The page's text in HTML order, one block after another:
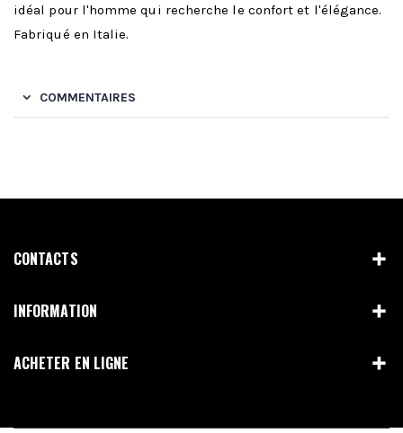
idéal pour l'homme qui recherche le confort et l'élégance.
Fabriqué en Italie.
COMMENTAIRES
CONTACTS
INFORMATION
ACHETER EN LIGNE